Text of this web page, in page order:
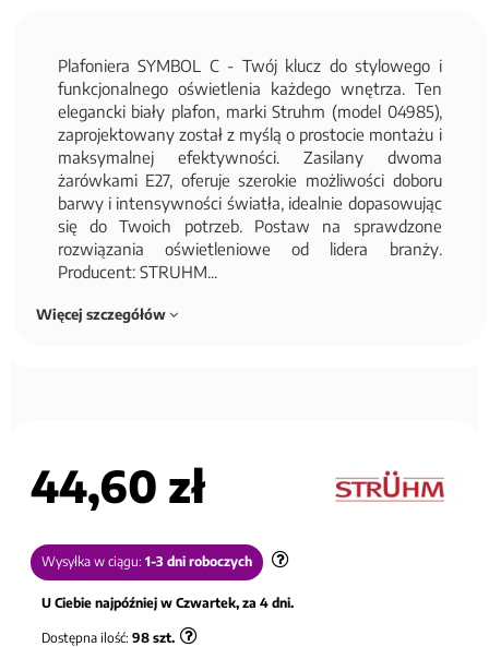
Plafoniera SYMBOL C - Twój klucz do stylowego i
funkcjonalnego oświetlenia każdego wnętrza. Ten
elegancki biały plafon, marki Struhm (model 04985),
zaprojektowany został z myślą o prostocie montażu i
maksymalnej efektywności. Zasilany dwoma
żarówkami E27, oferuje szerokie możliwości doboru
barwy i intensywności światła, idealnie dopasowując
się do Twoich potrzeb. Postaw na sprawdzone
rozwiązania oświetleniowe od lidera branży.
Producent: STRUHM...
Więcej szczegółów
44,60 zł
Wysyłka w ciągu: 1-3 dni roboczych
U Ciebie najpóźniej w Czwartek, za 4 dni.
Dostępna ilość: 98 szt.